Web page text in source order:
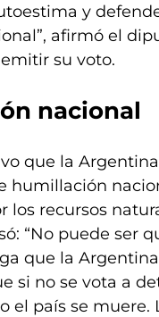
y
afirmó el
su voto.
nacional
que la
humillación
los recursos
“No puede ser
que la
si no se vota a
el país se muere.